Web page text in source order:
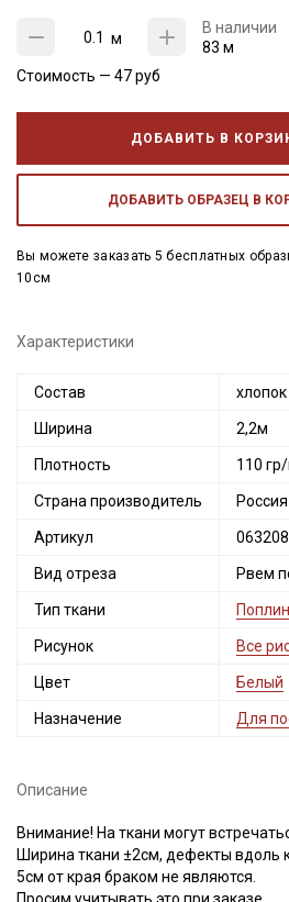
м
В наличии
83 м
Стоимость — 47руб
ДОБАВИТЬ В
ДОБАВИТЬ ОБРАЗЕЦ В
Вы можете заказать 5 бесплатных
10см
Характеристики
Состав
Ширина 2,2м
Плотность 110
Страна производитель Россия
Артикул 063208
Вид отреза Рвем
Тип ткани Поплин
Рисунок Все
Цвет Белый
Назначение Для
Описание
Внимание! На ткани могут
Ширина ткани ±2см, дефекты вдоль
5см от края браком не являются.
Секретная рассылка от